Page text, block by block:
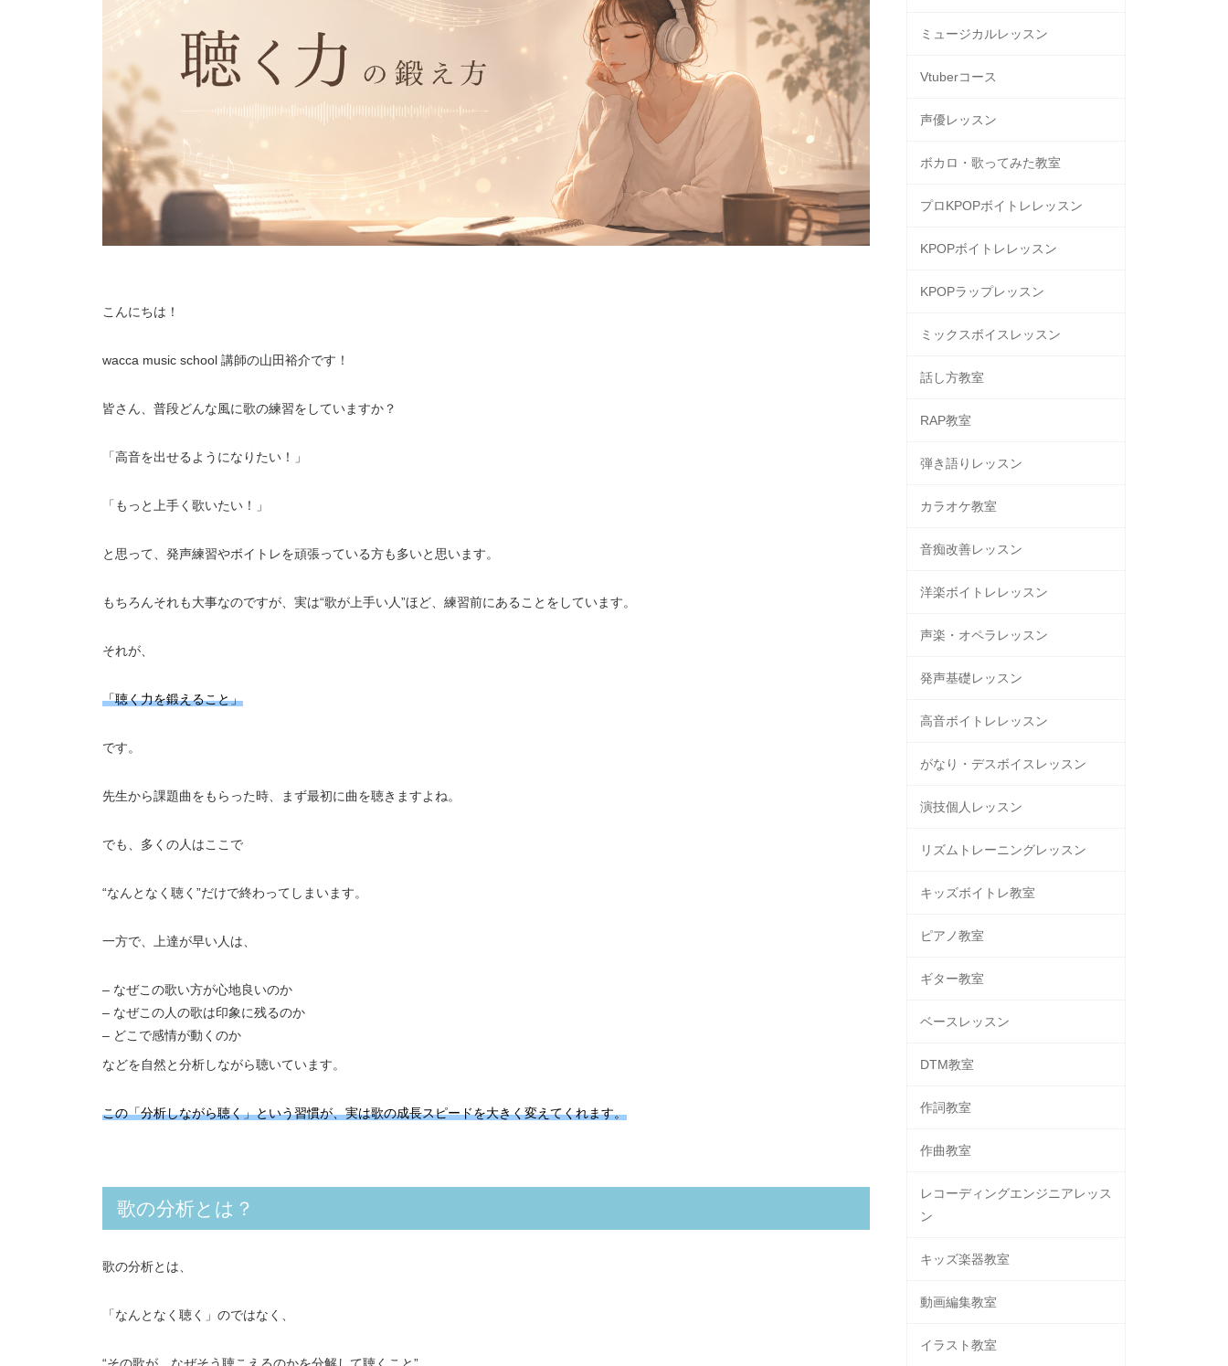
こんにちは！
wacca music school 講師の山田裕介です！
皆さん、普段どんな風に歌の練習をしていますか？
「高音を出せるようになりたい！」
「もっと上手く歌いたい！」
と思って、発声練習やボイトレを頑張っている方も多いと思います。
もちろんそれも大事なのですが、実は“歌が上手い人”ほど、練習前にあることをしています。
それが、
「聴く力を鍛えること」
です。
先生から課題曲をもらった時、まず最初に曲を聴きますよね。
でも、多くの人はここで
“なんとなく聴く”だけで終わってしまいます。
一方で、上達が早い人は、
– なぜこの歌い方が心地良いのか
– なぜこの人の歌は印象に残るのか
– どこで感情が動くのか
などを自然と分析しながら聴いています。
この「分析しながら聴く」という習慣が、実は歌の成長スピードを大きく変えてくれます。
歌の分析とは？
歌の分析とは、
「なんとなく聴く」のではなく、
ミュージカルレッスン
Vtuberコース
声優レッスン
ボカロ・歌ってみた教室
プロKPOPボイトレレッスン
KPOPボイトレレッスン
KPOPラップレッスン
ミックスボイスレッスン
話し方教室
RAP教室
弾き語りレッスン
カラオケ教室
音痴改善レッスン
洋楽ボイトレレッスン
声楽・オペラレッスン
発声基礎レッスン
高音ボイトレレッスン
がなり・デスボイスレッスン
演技個人レッスン
リズムトレーニングレッスン
キッズボイトレ教室
ピアノ教室
ギター教室
ベースレッスン
DTM教室
作詞教室
作曲教室
レコーディングエンジニアレッス
ン
キッズ楽器教室
動画編集教室
イラスト教室